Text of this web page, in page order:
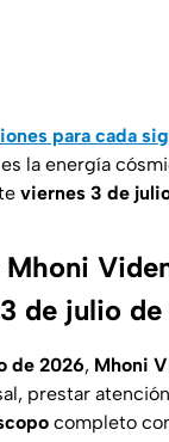
para cada
la energía
viernes 3 de
de julio
de 2026, Mhoni
prestar
completo